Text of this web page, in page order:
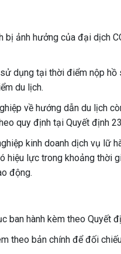
bị ảnh hưởng của đại dịch
dụng tại thời điểm nộp
du lịch.
về hướng dẫn du lịch
quy định tại Quyết định
kinh doanh dịch vụ lữ
hiệu lực trong khoảng
động.
ban hành kèm theo Quyết
theo bản chính để đối